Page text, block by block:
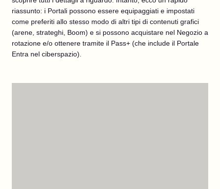
riassunto: i Portali possono essere equipaggiati e impostati
come preferiti allo stesso modo di altri tipi di contenuti grafici
(arene, strateghi, Boom) e si possono acquistare nel Negozio a
rotazione e/o ottenere tramite il Pass+ (che include il Portale
Entra nel ciberspazio).